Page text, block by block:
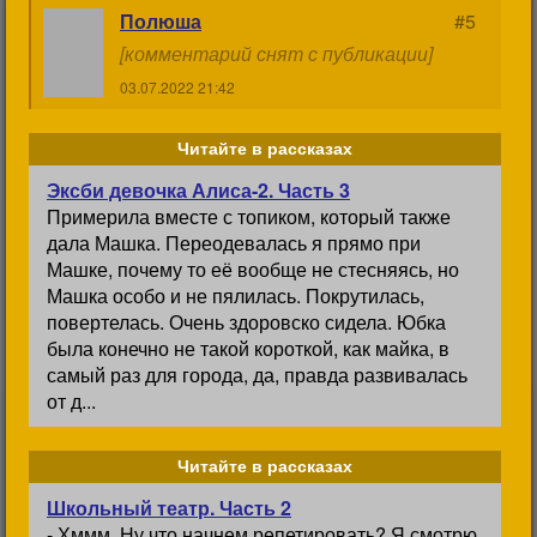
Полюша
#5
[комментарий снят с публикации]
03.07.2022 21:42
Читайте в рассказах
Эксби девочка Алиса-2. Часть 3
Примерила вместе с топиком, который также
дала Машка. Переодевалась я прямо при
Машке, почему то её вообще не стесняясь, но
Машка особо и не пялилась. Покрутилась,
повертелась. Очень здоровско сидела. Юбка
была конечно не такой короткой, как майка, в
самый раз для города, да, правда развивалась
от д...
Читайте в рассказах
Школьный театр. Часть 2